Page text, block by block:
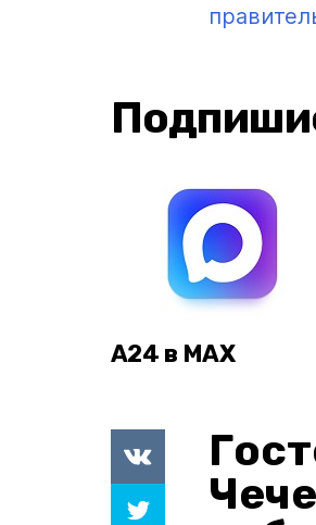
А24 в MAX